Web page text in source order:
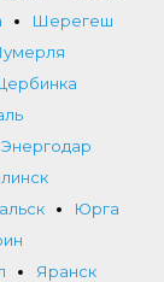
Шерегеш
Энергодар
Юрга
Яранск